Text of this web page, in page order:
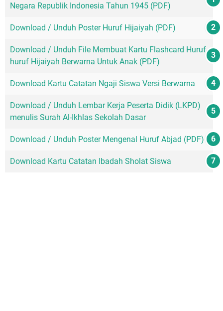
Negara Republik Indonesia Tahun 1945 (PDF)
Download / Unduh Poster Huruf Hijaiyah (PDF)
Download / Unduh File Membuat Kartu Flashcard Huruf-
huruf Hijaiyah Berwarna Untuk Anak (PDF)
Download Kartu Catatan Ngaji Siswa Versi Berwarna
Download / Unduh Lembar Kerja Peserta Didik (LKPD)
menulis Surah Al-Ikhlas Sekolah Dasar
Download / Unduh Poster Mengenal Huruf Abjad (PDF)
Download Kartu Catatan Ibadah Sholat Siswa